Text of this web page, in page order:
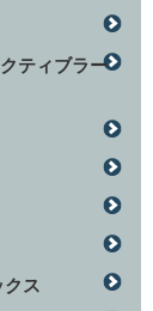
ティブラー
クス